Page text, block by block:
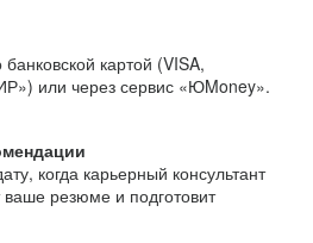
картой (VISA,
или через сервис «ЮMoney».
когда карьерный консультант
ваше резюме и подготовит